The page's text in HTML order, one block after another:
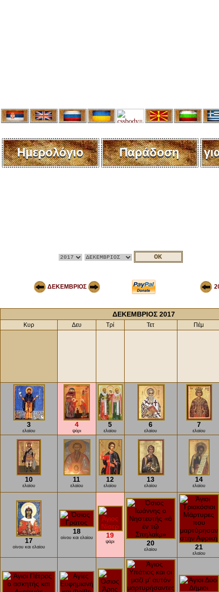
Ημερολόγιο Παράδοση
ΔΕΚΕΜΒΡΙΟΣ
ΔΕΚΕΜΒΡΙΟΣ 2017
Κυρ Δευ Τρί Τετ Πέμ
3
ελαίου
4
ψάρι
5
ελαίου
6
ελαίου
7
ελαίου
10
ελαίου
11
ελαίου
12
ελαίου
13
ελαίου
14
ελαίου
17
οίνου και ελαίου
18
οίνου και ελαίου 19
ψάρι 20
ελαίου 21
ελαίου